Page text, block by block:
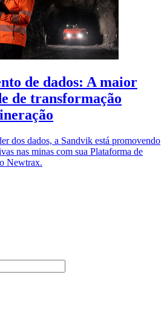
de dados: A maior
de transformação
dos dados, a Sandvik está promovendo
nas minas com sua Plataforma de
Newtrax.